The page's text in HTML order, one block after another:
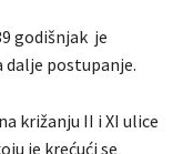
godišnjak je
dalje postupanje.
križanju II i XI ulice
je krećući se